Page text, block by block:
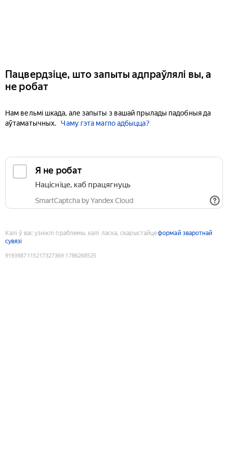
Пацвердзіце, што запыты адпраўлялі вы, а
не робат
Нам вельмі шкада, але запыты з вашай прылады падобныя да
аўтаматычных.
Чаму гэта магло адбыцца?
Я не робат
Націсніце, каб працягнуць
SmartCaptcha by Yandex Cloud
Калі ў вас узніклі праблемы, калі ласка, скарыстайцеформай зваротнай
сувязі
9193987115217327369:1786268525